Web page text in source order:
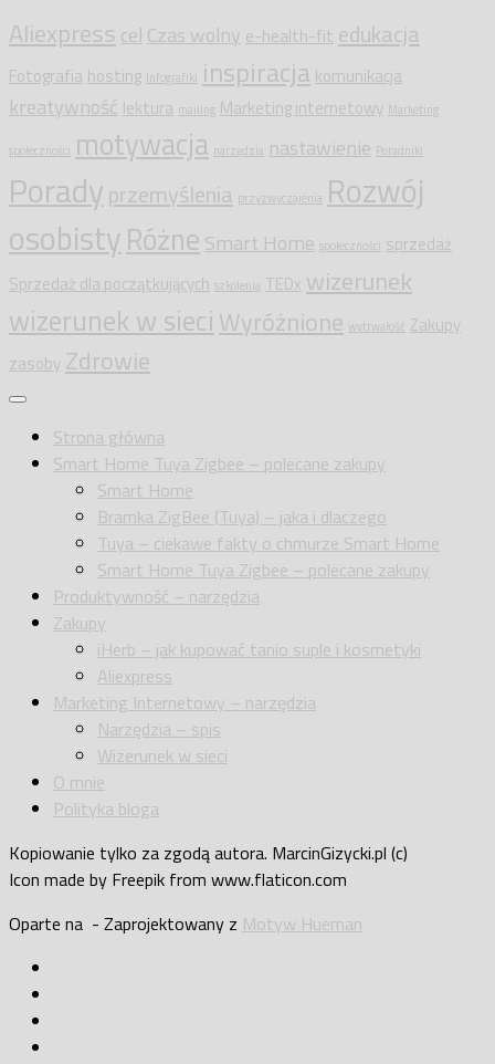
Aliexpress celCzas wolny e-health-fit edukacja
Fotografia hosting Infografiki inspiracja komunikacja
kreatywność lektura mailing Marketing internetowy Marketing
społeczności motywacja narzędzia nastawienie Poradniki
Poradyprzemyślenia przyzwyczajenia Rozwój
osobistyRóżneSmart Home społeczności sprzedaż
Sprzedaż dla początkujących szkolenia TEDx wizerunek
wizerunek w sieci Wyróżnione wytrwałość Zakupy
zasoby Zdrowie
Strona główna
Smart Home Tuya Zigbee – polecane zakupy
Smart Home
Bramka ZigBee (Tuya) – jaka i dlaczego
Tuya – ciekawe fakty o chmurze Smart Home
Smart Home Tuya Zigbee – polecane zakupy
Produktywność – narzędzia
Zakupy
iHerb – jak kupować tanio suple i kosmetyki
Aliexpress
Marketing Internetowy – narzędzia
Narzędzia – spis
Wizerunek w sieci
O mnie
Polityka bloga
Kopiowanie tylko za zgodą autora. MarcinGizycki.pl (c)
Icon made by Freepik from www.flaticon.com
Oparte na - Zaprojektowany z Motyw Hueman